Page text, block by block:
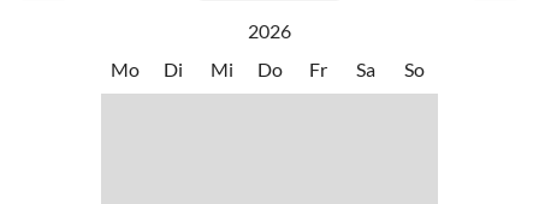
2026
Mo
Di Mi Do Fr Sa So